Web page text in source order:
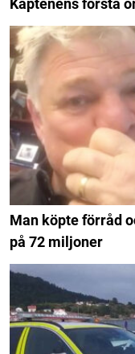
Kaptenens första
Man köpte förråd
på 72 miljoner